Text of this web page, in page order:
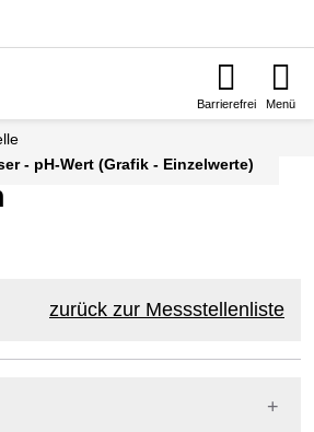
Barrierefrei Menü
- pH-Wert (Grafik - Einzelwerte)
zurück zur Messstellenliste